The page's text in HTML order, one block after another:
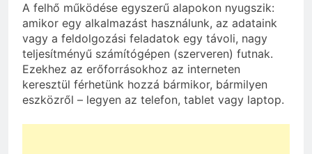
A felhő működése egyszerű alapokon nyugszik:
amikor egy alkalmazást használunk, az adataink
vagy a feldolgozási feladatok egy távoli, nagy
teljesítményű számítógépen (szerveren) futnak.
Ezekhez az erőforrásokhoz az interneten
keresztül férhetünk hozzá bármikor, bármilyen
eszközről – legyen az telefon, tablet vagy laptop.